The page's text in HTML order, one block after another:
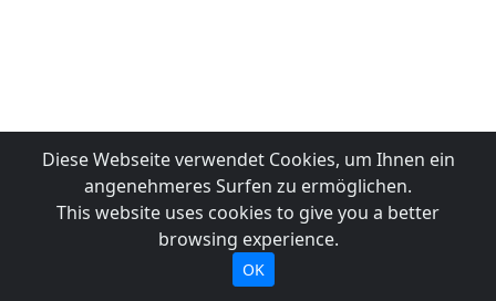
Diese Webseite verwendet Cookies, um Ihnen ein
angenehmeres Surfen zu ermöglichen.
This website uses cookies to give you a better
browsing experience.
OK